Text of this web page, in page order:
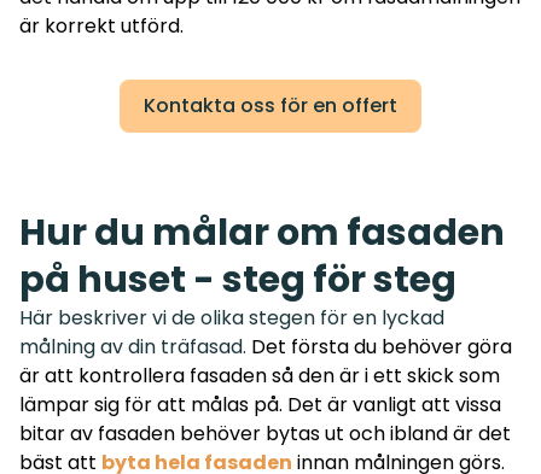
är korrekt utförd.
Kontakta oss för en offert
Hur du målar om fasaden
på huset - steg för steg
Här beskriver vi de olika stegen för en lyckad
målning av din träfasad. Det första du behöver göra
är att kontrollera fasaden så den är i ett skick som
lämpar sig för att målas på. Det är vanligt att vissa
bitar av fasaden behöver bytas ut och ibland är det
bäst att byta hela fasaden innan målningen görs.